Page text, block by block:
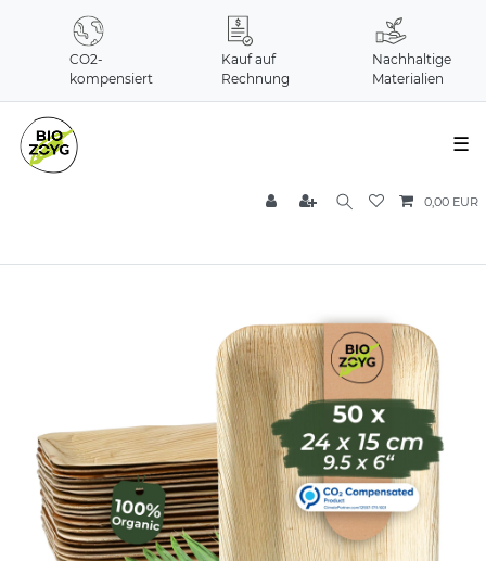
CO2-
kompensiert
Kauf auf
Rechnung
Nachhaltige
Materialien
☰
0,00 EUR